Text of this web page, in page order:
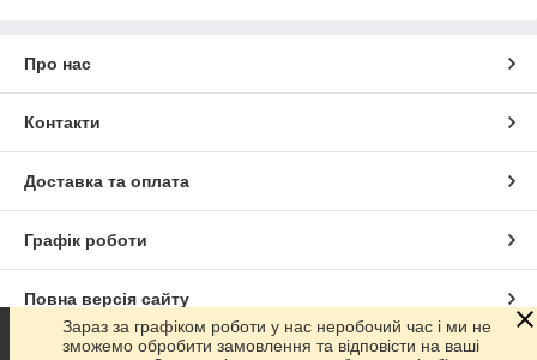
Про нас
Контакти
Доставка та оплата
Графік роботи
Повна версія сайту
Зараз за графіком роботи у нас неробочий час і ми не
зможемо обробити замовлення та відповісти на ваші